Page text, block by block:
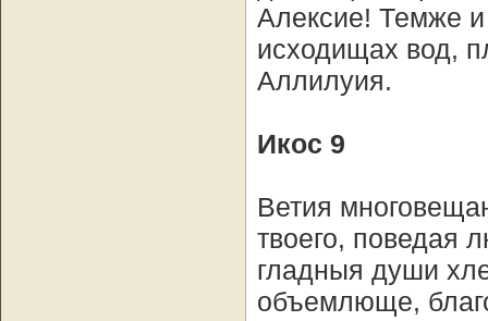
Алексие! Темже
исходищах вод,
Аллилуия.
Икос 9
Ветия
твоего, поведая
гладныя души
объемлюще,